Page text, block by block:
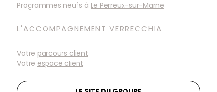
Programmes neufs à
L'ACCOMPAGNEMENT VERRECCHIA
Votre parcours client
Votre espace client